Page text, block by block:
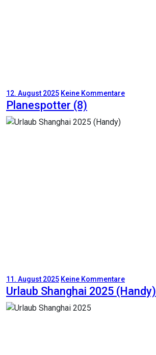
12. August 2025 Keine Kommentare
Planespotter (8)
11. August 2025 Keine Kommentare
Urlaub Shanghai 2025 (Handy)